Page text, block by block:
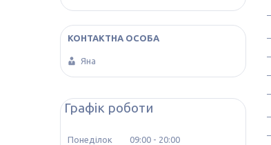
Яна
Графік роботи
Понеділок 09:00
20:00